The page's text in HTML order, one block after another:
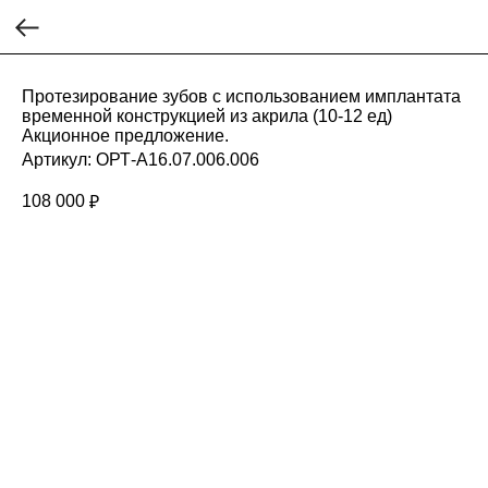
Протезирование зубов с использованием имплантата
временной конструкцией из акрила (10-12 ед)
Акционное предложение.
Артикул: ОРТ-A16.07.006.006
108 000 ₽